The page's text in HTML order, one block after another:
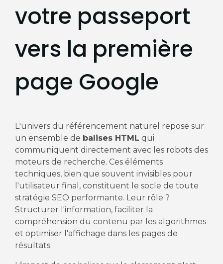
votre passeport
vers la première
page Google
L'univers du référencement naturel repose sur
un ensemble de balises HTML qui
communiquent directement avec les robots des
moteurs de recherche. Ces éléments
techniques, bien que souvent invisibles pour
l'utilisateur final, constituent le socle de toute
stratégie SEO performante. Leur rôle ?
Structurer l'information, faciliter la
compréhension du contenu par les algorithmes
et optimiser l'affichage dans les pages de
résultats.